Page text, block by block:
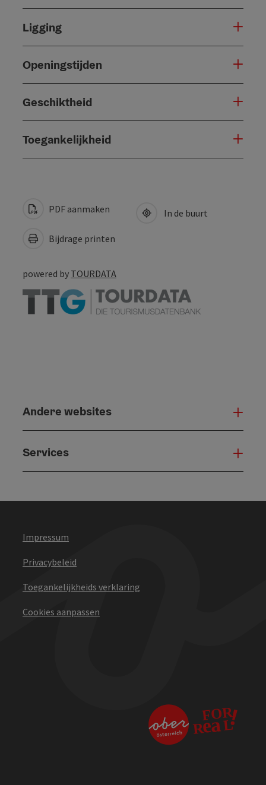
Ligging
Openingstijden
Geschiktheid
Toegankelijkheid
PDF aanmaken
Bijdrage printen
In de buurt
powered by TOURDATA
Andere websites
Services
Impressum
Privacybeleid
Toegankelijkheids verklaring
Cookies aanpassen